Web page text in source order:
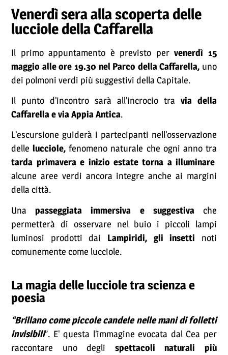
Venerdì sera alla scoperta delle
lucciole della Caffarella
Il primo appuntamento è previsto pervenerdì 15
maggio alle ore 19.30 nel Parco della Caffarella, uno
dei polmoni verdi più suggestivi della Capitale.
Il punto d’incontro sarà all’incrocio tra via della
Caffarella e via Appia Antica.
L’escursione guiderà i partecipanti nell’osservazione
delle lucciole,fenomeno naturale che ogni anno tra
tarda primavera e inizio estate torna a illuminare
alcune aree verdi ancora integre anche ai margini
della città.
Unapasseggiata immersiva e suggestivache
permetterà di osservare nel buio i piccoli lampi
luminosi prodotti dai Lampiridi, gli insetti noti
comunemente come lucciole.
La magia delle lucciole tra scienza e
poesia
“Brillano come piccole candele nelle mani di folletti
invisibili”. E' questa l’immagine evocata dal Cea per
raccontare uno degli spettacoli naturali più